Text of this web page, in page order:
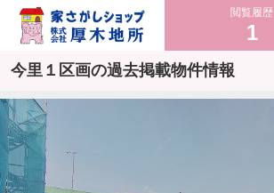
閲覧履歴
1
今里１区画の過去掲載物件情報